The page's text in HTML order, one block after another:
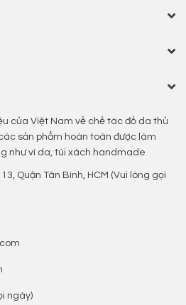
của Việt Nam về chế tác đồ da thủ
sản phẩm hoàn toàn được làm
như ví da, túi xách handmade
Quận Tân Bình, HCM (Vui lòng gọi
ngày)